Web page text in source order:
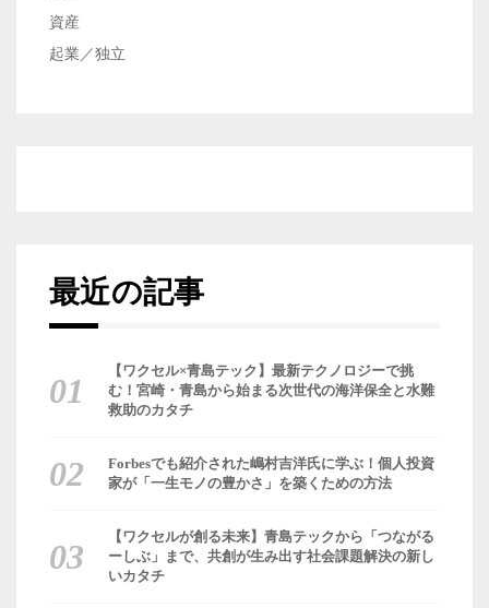
資産
起業／独立
最近の記事
【ワクセル×青島テック】最新テクノロジーで挑
む！宮崎・青島から始まる次世代の海洋保全と水難
救助のカタチ
Forbesでも紹介された嶋村吉洋氏に学ぶ！個人投資
家が「一生モノの豊かさ」を築くための方法
【ワクセルが創る未来】青島テックから「つながる
ーしぶ」まで、共創が生み出す社会課題解決の新し
いカタチ